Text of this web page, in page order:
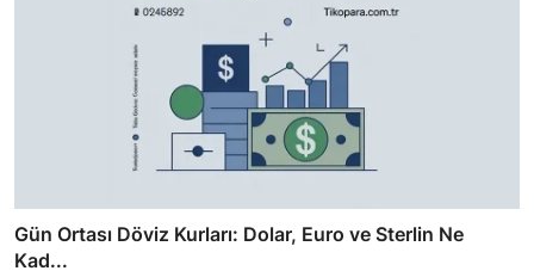
Gün Ortası Döviz Kurları: Dolar, Euro ve Sterlin Ne
Kad...